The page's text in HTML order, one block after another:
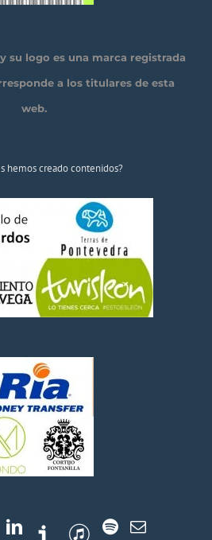
su logo es una marca registrada
a los titulares de esta
web.
hemos creado contenidos?